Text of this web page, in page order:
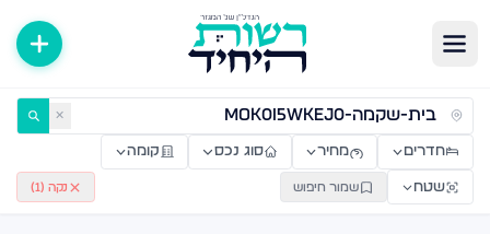
דירות למכירה ולהשכרה — רשות היחיד ✕
חדרים מחיר סוג נכס קומה
שטח שמור חיפוש נקה ( 1
)